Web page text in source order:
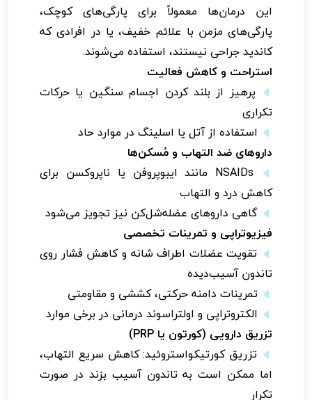
این درمان‌ها معمولاً برای پارگی‌های کوچک،
پارگی‌های مزمن با علائم خفیف، یا در افرادی که
کاندید جراحی نیستند، استفاده می‌شوند.
استراحت و کاهش فعالیت
پرهیز از بلند کردن اجسام سنگین یا حرکات
تکراری
استفاده از آتل یا اسلینگ در موارد حاد
داروهای ضد التهاب و مُسکن‌ها
NSAIDs مانند ایبوپروفن یا ناپروکسن برای
کاهش درد و التهاب
گاهی داروهای عضله‌شل‌کن نیز تجویز می‌شود
فیزیوتراپی و تمرینات تخصصی
تقویت عضلات اطراف شانه و کاهش فشار روی
تاندون آسیب‌دیده
تمرینات دامنه حرکتی، کششی و مقاومتی
الکتروتراپی و اولتراسوند درمانی در برخی موارد
تزریق دارویی (کورتون یا PRP)
تزریق کورتیکواستروئید: کاهش سریع التهاب،
اما ممکن است به تاندون آسیب بزند در صورت
تکرار